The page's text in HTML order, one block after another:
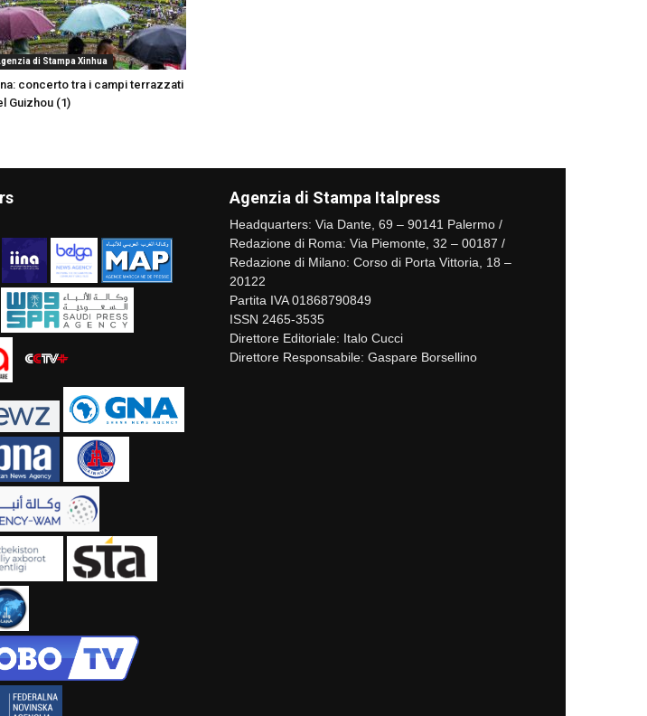
di Stampa Xinhua
concerto tra i campi terrazzati
Guizhou (1)
Agenzia di Stampa Italpress
Headquarters: Via Dante, 69 – 90141 Palermo /
Redazione di Roma: Via Piemonte, 32 – 00187 /
Redazione di Milano: Corso di Porta Vittoria, 18 –
20122
Partita IVA 01868790849
ISSN 2465-3535
Direttore Editoriale: Italo Cucci
Direttore Responsabile: Gaspare Borsellino